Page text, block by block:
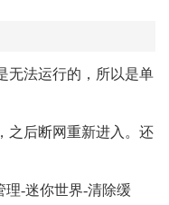
无法运行的，所以是单
之后断网重新进入。还
理-迷你世界-清除缓